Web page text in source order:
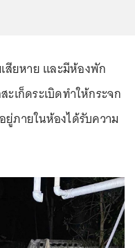
สียหาย และมีห้องพัก
เก็ดระเบิดทำให้กระจก
ภายในห้องได้รับความ